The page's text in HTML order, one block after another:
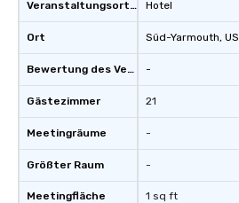
provides guests a signature cocktail
at various stops. Build Your Network
Our exclusive experiences provide the
to engage the person to the left and
right of you. Because our tours take
place at multiple restaurants, with
with different people when you sit
Veranstaltungsortstyp
Ort
Bewertung des Veranstaltungsortes
Gästezimmer
Meetingräume
Größter Raum
Meetingfläche
Hotel
Süd-Yarmouth, US
-
21
-
-
1 sq ft